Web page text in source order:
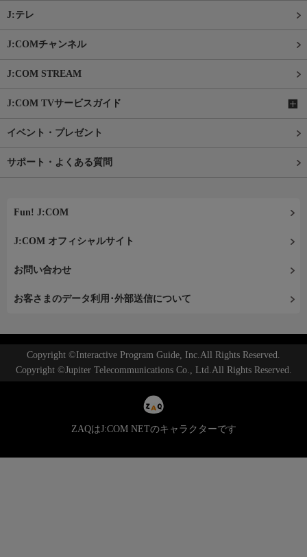
J:テレ
J:COMチャンネル
J:COM STREAM
J:COM TVサービスガイド
イベント・プレゼント
サポート・よくある質問
Fun! J:COM
J:COM オフィシャルサイト
お問い合わせ
お客さまのデータ利用･外部送信について
Copyright ©Interactive Program Guide, Inc.All Rights Reserved.
Copyright ©Jupiter Telecommunications Co., Ltd.All Rights Reserved.
ZAQはJ:COM NETのキャラクターです